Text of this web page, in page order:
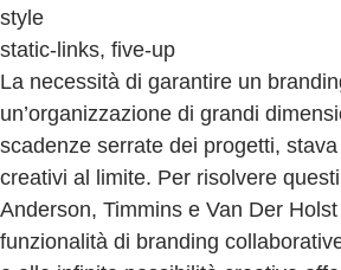
style
static-links, five-up
La necessità di garantire un
un’organizzazione di grandi
scadenze serrate dei progetti,
creativi al limite. Per risolvere
Anderson, Timmins e Van Der
funzionalità di branding